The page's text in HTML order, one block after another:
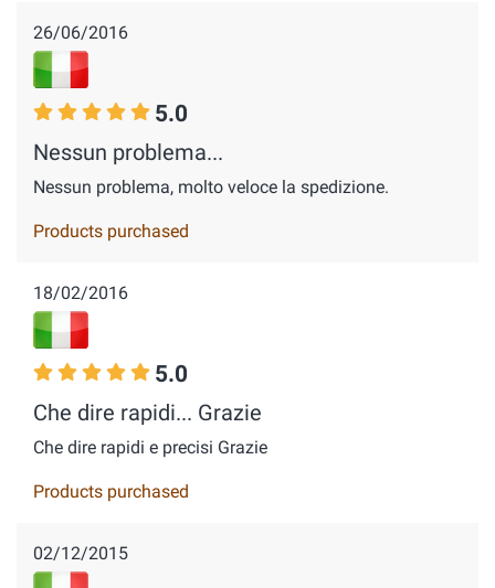
26/06/2016
5.0
Nessun problema...
Nessun problema, molto veloce la spedizione.
Products purchased
18/02/2016
5.0
Che dire rapidi... Grazie
Che dire rapidi e precisi Grazie
Products purchased
02/12/2015